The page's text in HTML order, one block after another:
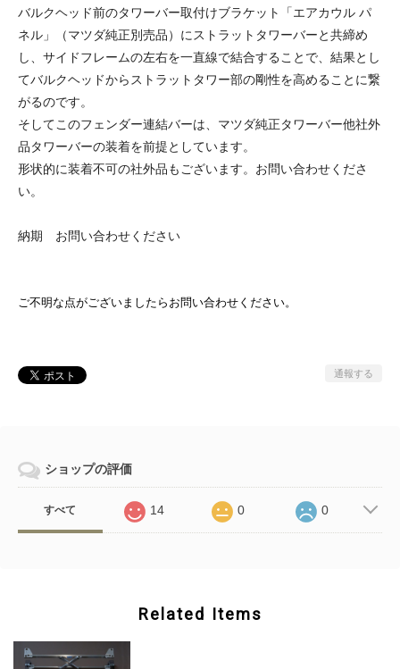
バルクヘッド前のタワーバー取付けブラケット「エアカウル パ
ネル」（マツダ純正別売品）にストラットタワーバーと共締め
し、サイドフレームの左右を一直線で結合することで、結果とし
てバルクヘッドからストラットタワー部の剛性を高めることに繋
がるのです。
そしてこのフェンダー連結バーは、マツダ純正タワーバー他社外
品タワーバーの装着を前提としています。
形状的に装着不可の社外品もございます。お問い合わせくださ
い。
納期 お問い合わせください
ご不明な点がございましたらお問い合わせください。
通報する
ショップの評価
すべて 14 0 0
Related Items